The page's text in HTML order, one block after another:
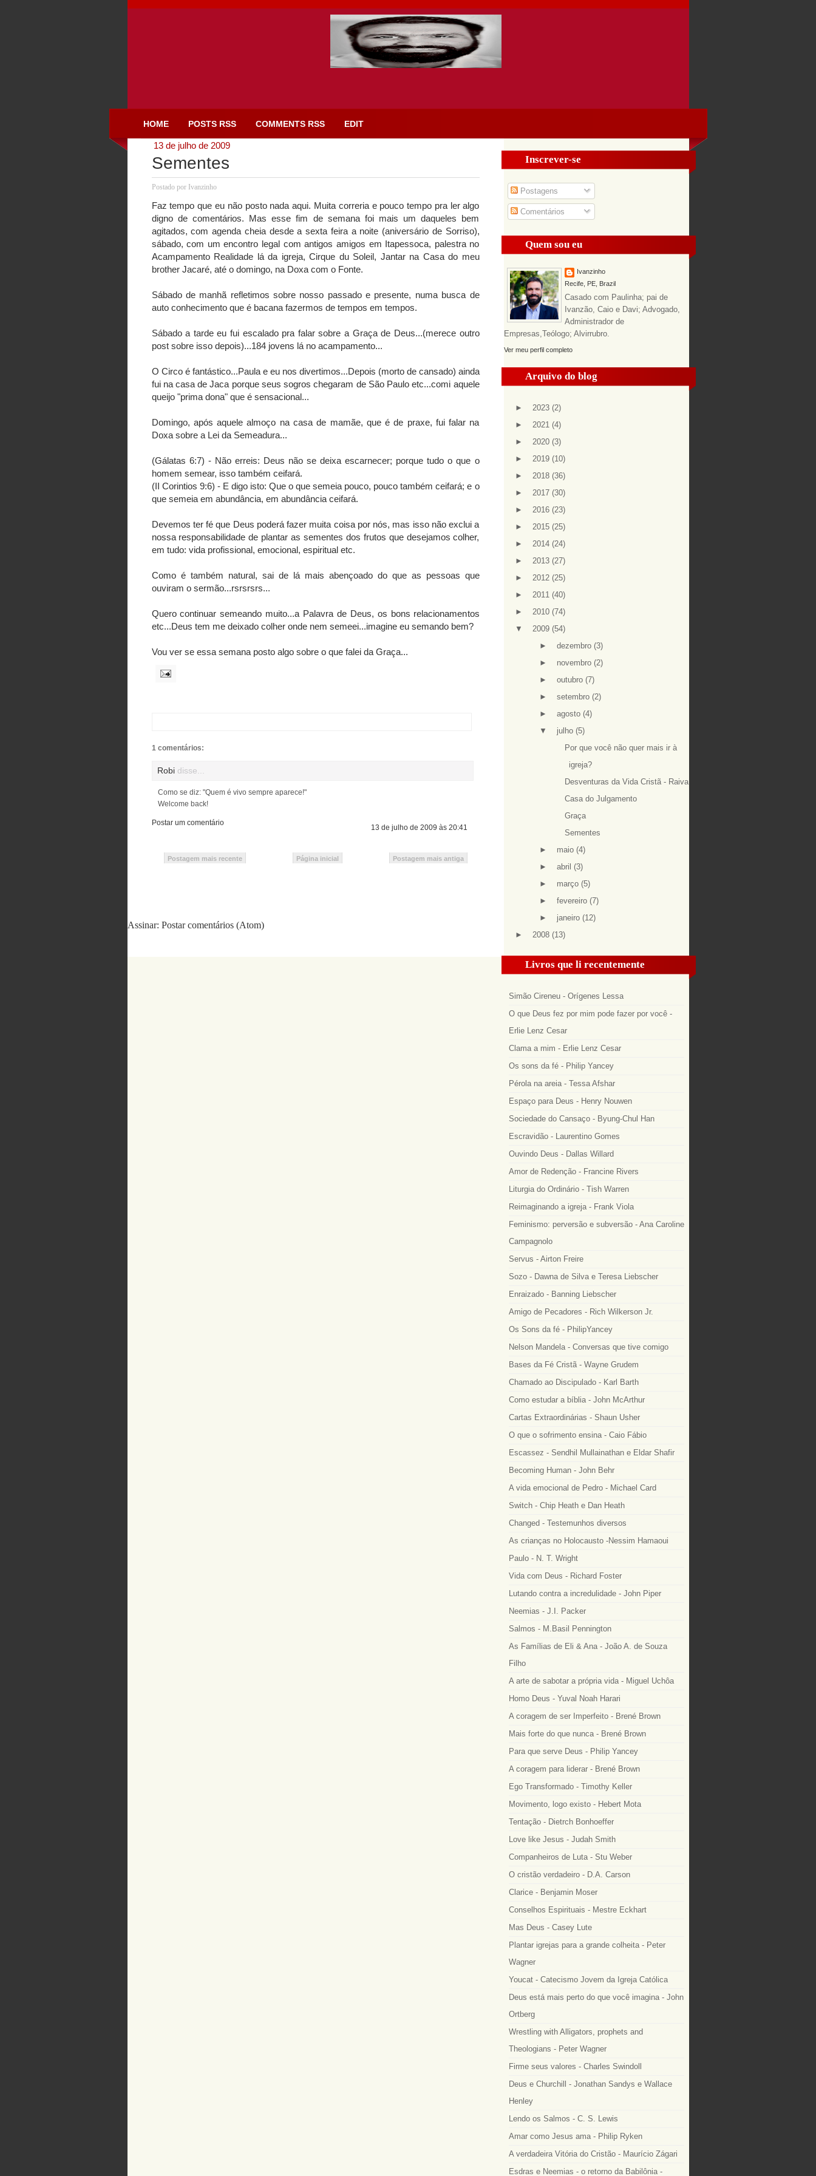
HOME POSTS RSS COMMENTS RSS EDIT
13 de julho de 2009
Sementes
Postado por Ivanzinho
Faz tempo que eu não posto nada aqui. Muita correria e pouco tempo pra ler algo
digno de comentários. Mas esse fim de semana foi mais um daqueles bem
agitados, com agenda cheia desde a sexta feira a noite (aniversário de Sorriso),
sábado, com um encontro legal com antigos amigos em Itapessoca, palestra no
Acampamento Realidade lá da igreja, Cirque du Soleil, Jantar na Casa do meu
brother Jacaré, até o domingo, na Doxa com o Fonte.
Sábado de manhã refletimos sobre nosso passado e presente, numa busca de
auto conhecimento que é bacana fazermos de tempos em tempos.
Sábado a tarde eu fui escalado pra falar sobre a Graça de Deus...(merece outro
post sobre isso depois)...184 jovens lá no acampamento...
O Circo é fantástico...Paula e eu nos divertimos...Depois (morto de cansado) ainda
fui na casa de Jaca porque seus sogros chegaram de São Paulo etc...comi aquele
queijo "prima dona" que é sensacional...
Domingo, após aquele almoço na casa de mamãe, que é de praxe, fui falar na
Doxa sobre a Lei da Semeadura...
(Gálatas 6:7) - Não erreis: Deus não se deixa escarnecer; porque tudo o que o
homem semear, isso também ceifará.
(II Corintios 9:6) - E digo isto: Que o que semeia pouco, pouco também ceifará; e o
que semeia em abundância, em abundância ceifará.
Devemos ter fé que Deus poderá fazer muita coisa por nós, mas isso não exclui a
nossa responsabilidade de plantar as sementes dos frutos que desejamos colher,
em tudo: vida profissional, emocional, espiritual etc.
Como é também natural, sai de lá mais abençoado do que as pessoas que
ouviram o sermão...rsrsrsrs...
Quero continuar semeando muito...a Palavra de Deus, os bons relacionamentos
etc...Deus tem me deixado colher onde nem semeei...imagine eu semando bem?
Vou ver se essa semana posto algo sobre o que falei da Graça...
1 comentários:
Robidisse...
Como se diz: "Quem é vivo sempre aparece!"
Welcome back!
13 de julho de 2009 às 20:41
Postar um comentário
Postagem mais recente Postagem mais antiga
Página inicial
Assinar: Postar comentários (Atom)
Inscrever-se
Postagens
Comentários
Quem sou eu
Ivanzinho
Recife, PE, Brazil
Casado com Paulinha; pai de
Ivanzão, Caio e Davi; Advogado,
Administrador de
Empresas,Teólogo; Alvirrubro.
Ver meu perfil completo
Arquivo do blog
► 2023 (2)
►
2021 (4)
►
2020 (3)
►
2019 (10)
►
2018 (36)
►
2017 (30)
►
2016 (23)
►
2015 (25)
►
2014 (24)
►
2013 (27)
►
2012 (25)
►
2011 (40)
►
2010 (74)
▼
2009 (54)
►
dezembro(3)
►
novembro(2)
►
outubro(7)
►
setembro(2)
►
agosto(4)
▼
julho(5)
Por que você não quer mais ir à
igreja?
Desventuras da Vida Cristã - Raiva
Casa do Julgamento
Graça
Sementes
►
maio(4)
►
abril(3)
►
março(5)
►
fevereiro(7)
►
janeiro(12)
►
2008 (13)
Livros que li recentemente
Simão Cireneu - Orígenes Lessa
O que Deus fez por mim pode fazer por você -
Erlie Lenz Cesar
Clama a mim - Erlie Lenz Cesar
Os sons da fé - Philip Yancey
Pérola na areia - Tessa Afshar
Espaço para Deus - Henry Nouwen
Sociedade do Cansaço - Byung-Chul Han
Escravidão - Laurentino Gomes
Ouvindo Deus - Dallas Willard
Amor de Redenção - Francine Rivers
Liturgia do Ordinário - Tish Warren
Reimaginando a igreja - Frank Viola
Feminismo: perversão e subversão - Ana Caroline
Campagnolo
Servus - Airton Freire
Sozo - Dawna de Silva e Teresa Liebscher
Enraizado - Banning Liebscher
Amigo de Pecadores - Rich Wilkerson Jr.
Os Sons da fé - PhilipYancey
Nelson Mandela - Conversas que tive comigo
Bases da Fé Cristã - Wayne Grudem
Chamado ao Discipulado - Karl Barth
Como estudar a bíblia - John McArthur
Cartas Extraordinárias - Shaun Usher
O que o sofrimento ensina - Caio Fábio
Escassez - Sendhil Mullainathan e Eldar Shafir
Becoming Human - John Behr
A vida emocional de Pedro - Michael Card
Switch - Chip Heath e Dan Heath
Changed - Testemunhos diversos
As crianças no Holocausto -Nessim Hamaoui
Paulo - N. T. Wright
Vida com Deus - Richard Foster
Lutando contra a incredulidade - John Piper
Neemias - J.I. Packer
Salmos - M.Basil Pennington
As Famílias de Eli & Ana - João A. de Souza
Filho
A arte de sabotar a própria vida - Miguel Uchôa
Homo Deus - Yuval Noah Harari
A coragem de ser Imperfeito - Brené Brown
Mais forte do que nunca - Brené Brown
Para que serve Deus - Philip Yancey
A coragem para liderar - Brené Brown
Ego Transformado - Timothy Keller
Movimento, logo existo - Hebert Mota
Tentação - Dietrch Bonhoeffer
Love like Jesus - Judah Smith
Companheiros de Luta - Stu Weber
O cristão verdadeiro - D.A. Carson
Clarice - Benjamin Moser
Conselhos Espirituais - Mestre Eckhart
Mas Deus - Casey Lute
Plantar igrejas para a grande colheita - Peter
Wagner
Youcat - Catecismo Jovem da Igreja Católica
Deus está mais perto do que você imagina - John
Ortberg
Wrestling with Alligators, prophets and
Theologians - Peter Wagner
Firme seus valores - Charles Swindoll
Deus e Churchill - Jonathan Sandys e Wallace
Henley
Lendo os Salmos - C. S. Lewis
Amar como Jesus ama - Philip Ryken
A verdadeira Vitória do Cristão - Maurício Zágari
Esdras e Neemias - o retorno da Babilônia -